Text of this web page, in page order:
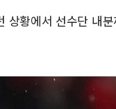
상황에서 선수단 내